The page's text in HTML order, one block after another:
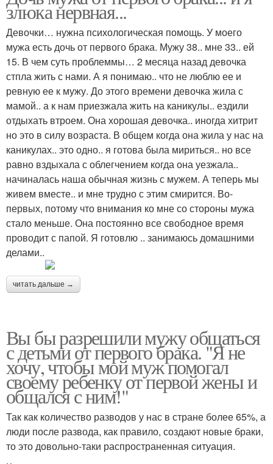
злюка нервная...
Девочки… нужна психологическая помощь. У моего
мужа есть дочь от первого брака. Мужу 38.. мне 33.. ей
15. В чем суть проблеммы… 2 месяца назад девочка
стпла жить с нами. А я понимаю.. что не люблю ее и
ревную ее к мужу. До этого времени девочка жила с
мамой.. а к нам приезжала жить на каникулы.. ездили
отдыхать втроем. Она хорошая девочка.. иногда хитрит
но это в силу возраста. В общем когда она жила у нас на
каникулах.. это одно.. я готова была мириться.. но все
равно вздыхала с облегчением когда она уезжала..
начиналась наша обычная жизнь с мужем. А теперь мы
живем вместе.. и мне трудно с этим смирится. Во-
первых, потому что внимания ко мне со стороны мужа
стало меньше. Она постоянно все свободное время
проводит с папой. Я готовлю .. занимаюсь домашними
делами..
читать дальше →
Вы бы разрешили мужу общаться
с детьми от первого брака. "Я не
хочу, чтобы мой муж помогал
своему ребенку от первой жены и
общался с ним!"
Так как количество разводов у нас в стране более 65%, а
люди после развода, как правило, создают новые браки,
то это довольно-таки распространенная ситуация.